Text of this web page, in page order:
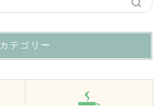
カテゴリー